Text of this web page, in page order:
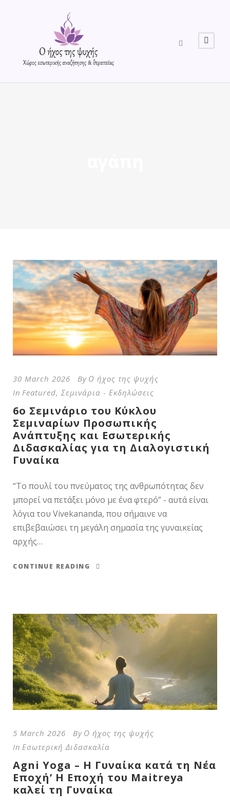
30 March 2026 By Ο ήχος της ψυχής
In Featured, Σεμινάρια - Εκδηλώσεις
6ο Σεμινάριο του Κύκλου
Σεμιναρίων Προσωπικής
Ανάπτυξης και Εσωτερικής
Διδασκαλίας για τη Διαλογιστική
Γυναίκα
“Το πουλί του πνεύματος της ανθρωπότητας δεν
μπορεί να πετάξει μόνο με ένα φτερό” - αυτά είναι
λόγια του Vivekananda, που σήμαινε να
επιβεβαιώσει τη μεγάλη σημασία της γυναικείας
αρχής…
CONTINUE READING
5 March 2026 By Ο ήχος της ψυχής
In Εσωτερική Διδασκαλία
Agni Yoga – Η Γυναίκα κατά τη Νέα
Εποχή’ Η Εποχή του Maitreya
καλεί τη Γυναίκα